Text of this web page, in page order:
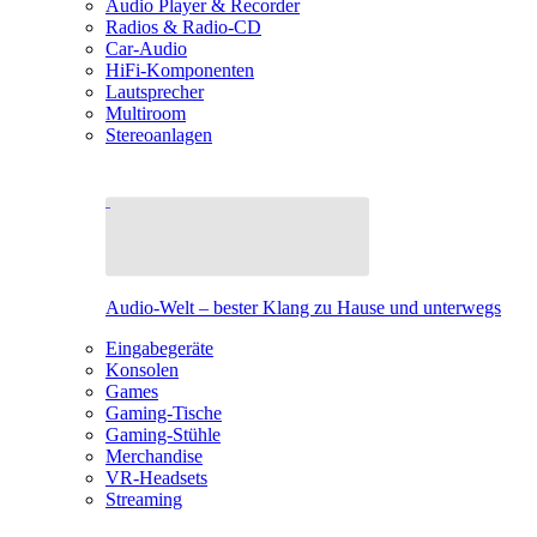
Audio Player & Recorder
Radios & Radio-CD
Car-Audio
HiFi-Komponenten
Lautsprecher
Multiroom
Stereoanlagen
Audio-Welt – bester Klang zu Hause und unterwegs
Eingabegeräte
Konsolen
Games
Gaming-Tische
Gaming-Stühle
Merchandise
VR-Headsets
Streaming